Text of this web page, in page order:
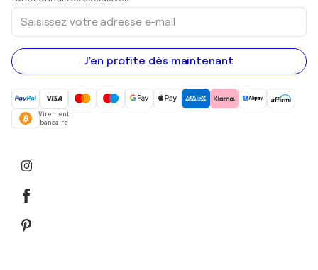
Saisissez
votre
adresse
e-
mail
J'en profite dès maintenant
Virement
bancaire